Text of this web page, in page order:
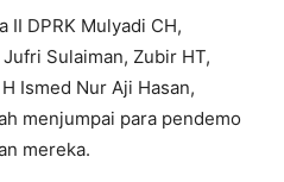
II DPRK Mulyadi CH,
Sulaiman, Zubir HT,
Ismed Nur Aji Hasan,
menjumpai para pendemo
mereka.